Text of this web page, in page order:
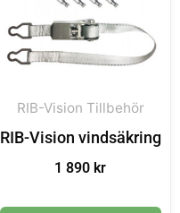
RIB-Vision Tillbehör
RIB-Vision vindsäkring
1 890 kr